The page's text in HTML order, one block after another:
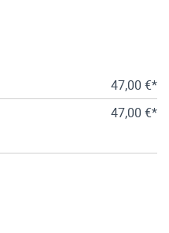
47,00 €*
47,00 €*